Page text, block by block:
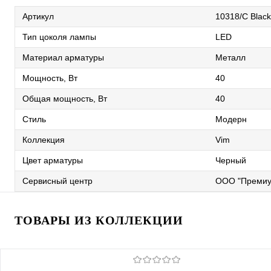
Артикул 10318/C Black
Тип цоколя лампы LED
Материал арматуры Металл
Мощность, Вт 40
Общая мощность, Вт 40
Стиль Модерн
Коллекция Vim
Цвет арматуры Черный
Сервисный центр ООО
ТОВАРЫ ИЗ КОЛЛЕКЦИИ